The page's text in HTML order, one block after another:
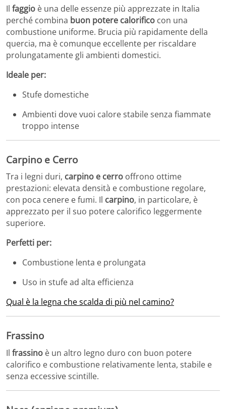
Il faggio è una delle essenze più apprezzate in Italia
perché combina buon potere calorifico con una
combustione uniforme. Brucia più rapidamente della
quercia, ma è comunque eccellente per riscaldare
prolungatamente gli ambienti domestici.
Ideale per:
Stufe domestiche
Ambienti dove vuoi calore stabile senza fiammate
troppo intense
Carpino e Cerro
Tra i legni duri, carpino e cerro offrono ottime
prestazioni: elevata densità e combustione regolare,
con poca cenere e fumi. Il carpino, in particolare, è
apprezzato per il suo potere calorifico leggermente
superiore.
Perfetti per:
Combustione lenta e prolungata
Uso in stufe ad alta efficienza
Qual è la legna che scalda di più nel camino?
Frassino
Il frassino è un altro legno duro con buon potere
calorifico e combustione relativamente lenta, stabile e
senza eccessive scintille.